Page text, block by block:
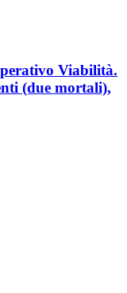
Viabilità.
(due mortali),